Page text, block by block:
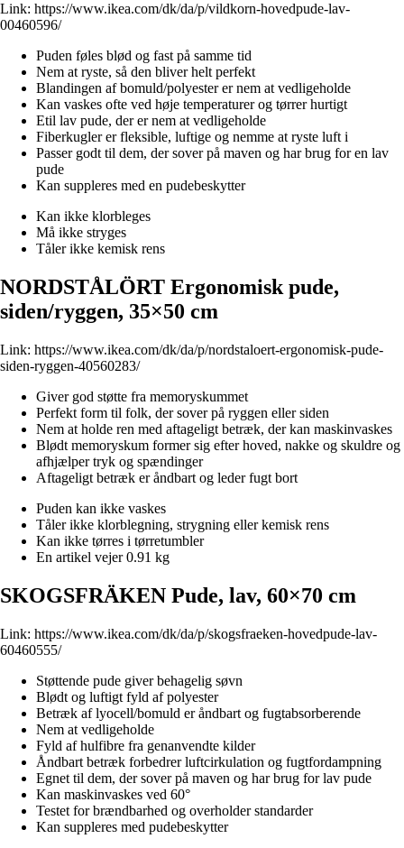
Link: https://www.ikea.com/dk/da/p/vildkorn-hovedpude-lav-
00460596/
Puden føles blød og fast på samme tid
Nem at ryste, så den bliver helt perfekt
Blandingen af bomuld/polyester er nem at vedligeholde
Kan vaskes ofte ved høje temperaturer og tørrer hurtigt
Etil lav pude, der er nem at vedligeholde
Fiberkugler er fleksible, luftige og nemme at ryste luft i
Passer godt til dem, der sover på maven og har brug for en lav
pude
Kan suppleres med en pudebeskytter
Kan ikke klorbleges
Må ikke stryges
Tåler ikke kemisk rens
NORDSTÅLÖRT Ergonomisk pude,
siden/ryggen, 35×50 cm
Link: https://www.ikea.com/dk/da/p/nordstaloert-ergonomisk-pude-
siden-ryggen-40560283/
Giver god støtte fra memoryskummet
Perfekt form til folk, der sover på ryggen eller siden
Nem at holde ren med aftageligt betræk, der kan maskinvaskes
Blødt memoryskum former sig efter hoved, nakke og skuldre og
afhjælper tryk og spændinger
Aftageligt betræk er åndbart og leder fugt bort
Puden kan ikke vaskes
Tåler ikke klorblegning, strygning eller kemisk rens
Kan ikke tørres i tørretumbler
En artikel vejer 0.91 kg
SKOGSFRÄKEN Pude, lav, 60×70 cm
Link: https://www.ikea.com/dk/da/p/skogsfraeken-hovedpude-lav-
60460555/
Støttende pude giver behagelig søvn
Blødt og luftigt fyld af polyester
Betræk af lyocell/bomuld er åndbart og fugtabsorberende
Nem at vedligeholde
Fyld af hulfibre fra genanvendte kilder
Åndbart betræk forbedrer luftcirkulation og fugtfordampning
Egnet til dem, der sover på maven og har brug for lav pude
Kan maskinvaskes ved 60°
Testet for brændbarhed og overholder standarder
Kan suppleres med pudebeskytter